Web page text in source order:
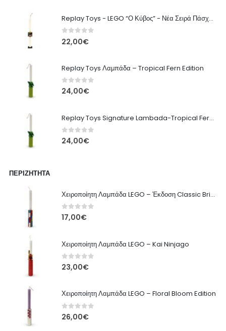
Replay Toys - LEGO “Ο Κύβος” - Νέα Σειρά Πάσχα 2026 Λαμπάδα
0out of 5
22,00€
Replay Toys Λαμπάδα – Tropical Fern Edition
0 out of 5
24,00€
Replay Toys Signature Lambada-Tropical Fern edition 2026
0 out of 5
24,00€
ΠΕΡΙΖΉΤΗΤΑ
Χειροποίητη Λαμπάδα LEGO – Έκδοση Classic Brick
0out of 5
17,00€
Χειροποίητη Λαμπάδα LEGO – Kai Ninjago
0out of 5
23,00€
Χειροποίητη Λαμπάδα LEGO – Floral Bloom Edition
0out of 5
26,00€